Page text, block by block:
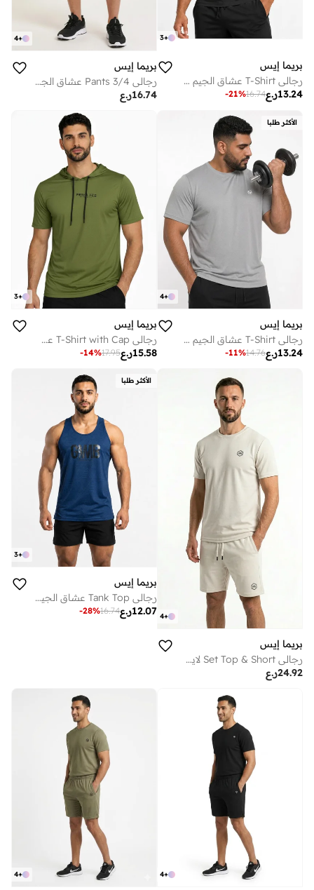
+
3
بريما إيس
رجالي T-Shirt عشاق الجيم لاكشري Black
ر.ع13.24
16.74
-21%
+
4
بريما إيس
رجالي 3/4 Pants عشاق الجيم بريميوم Grey
ر.ع16.74
الأكثر طلبا
+
4
بريما إيس
رجالي T-Shirt عشاق الجيم Grey
ر.ع13.24
14.76
-11%
+
3
بريما إيس
رجالي T-Shirt with Cap عشاق الجيم بريميوم Olive Green
ر.ع15.58
17.95
-14%
+
4
بريما إيس
رجالي Set Top & Short لايف ستايل بريميوم White
ر.ع24.92
الأكثر طلبا
+
3
بريما إيس
رجالي Tank Top عشاق الجيم Navy
ر.ع12.07
16.74
-28%
+
4
+
4